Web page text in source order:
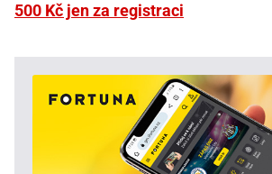
500 Kč jen za registraci